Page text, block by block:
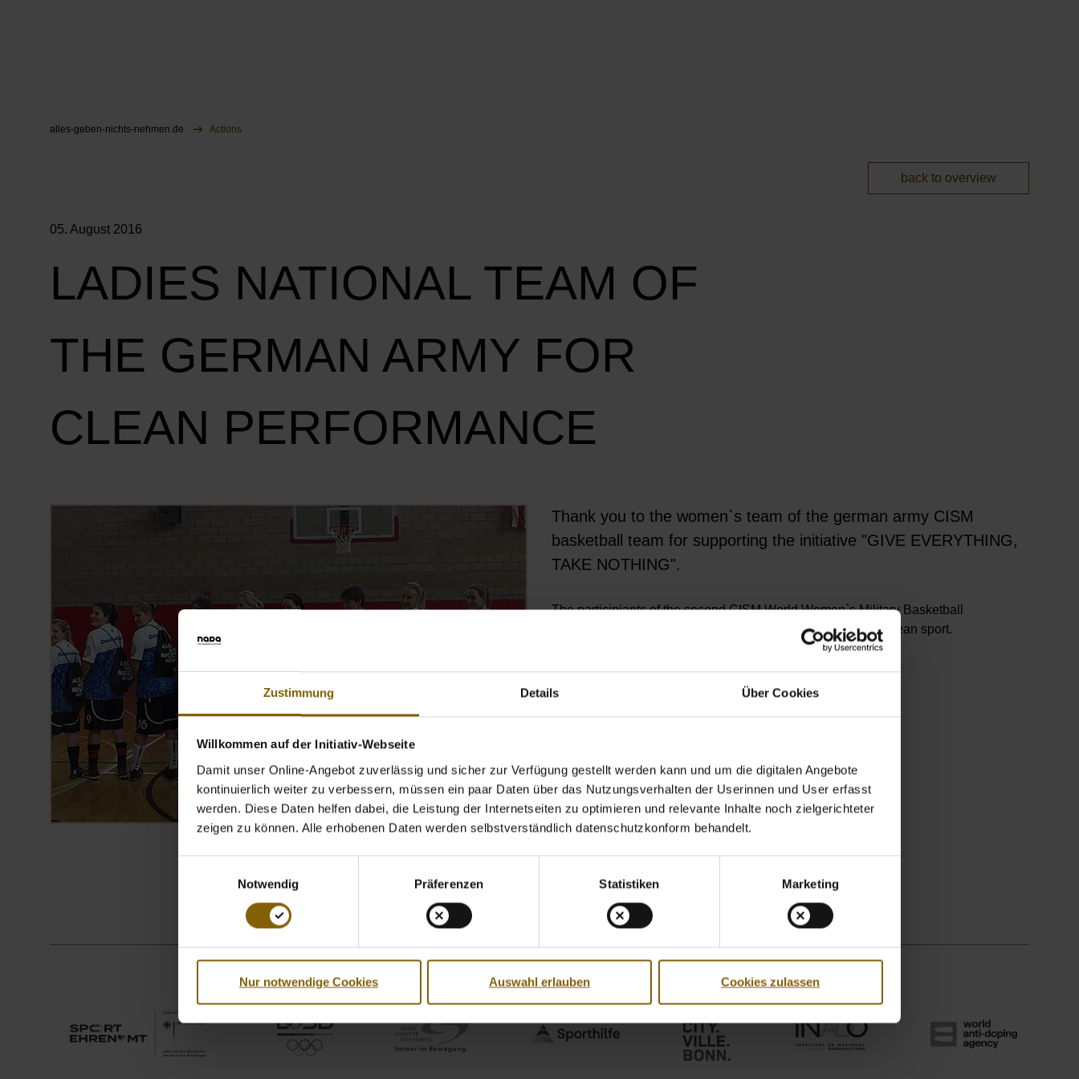
Zustimmung Details Über Cookies
Willkommen auf der Initiativ-Webseite
Damit unser Online-Angebot zuverlässig und sicher zur Verfügung gestellt werden kann und um die digitalen Angebote
kontinuierlich weiter zu verbessern, müssen ein paar Daten über das Nutzungsverhalten der Userinnen und User erfasst
werden. Diese Daten helfen dabei, die Leistung der Internetseiten zu optimieren und relevante Inhalte noch zielgerichteter
zeigen zu können. Alle erhobenen Daten werden selbstverständlich datenschutzkonform behandelt.
Notwendig
Präferenzen Statistiken Marketing
Nur notwendige Cookies Auswahl erlauben Cookies zulassen
Jump to content
You are here:
alles-geben-nichts-nehmen.de Actions
back to overview
05. August 2016
LADIES NATIONAL TEAM OF
THE GERMAN ARMY FOR
CLEAN PERFORMANCE
Öffnet Bild in Overlay
Thank you to the women`s team of the german army CISM
basketball team for supporting the initiative "GIVE EVERYTHING,
TAKE NOTHING".
The participiants of the second CISM World Women`s Military Basketball
Championship in San Diego made a strong commitment to clean sport.